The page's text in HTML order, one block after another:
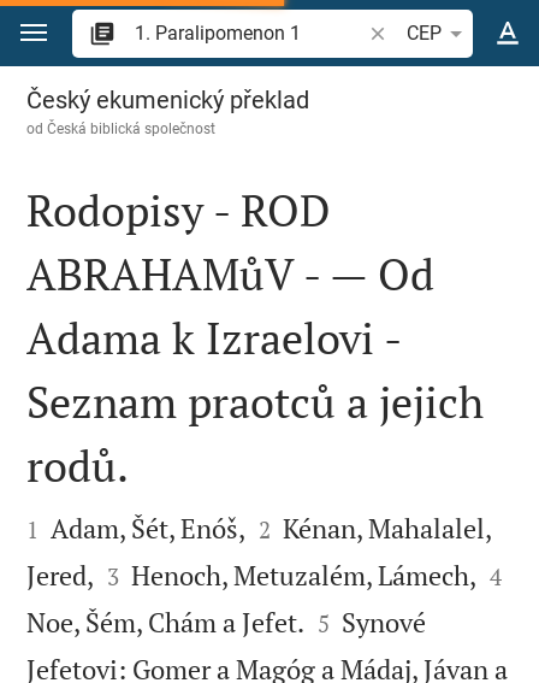
Přejít na obsah
Vyhledat biblický
CEP
1. Paralipomenon 1
Český ekumenický překlad
odČeská biblická společnost

Rodopisy - ROD
ABRAHAMůV - — Od
Adama k Izraelovi -
Seznam praotců a jejich
rodů.

1 Adam, Šét, Enóš, 

2 Kénan, Mahalalel,
Jered, 

3 Henoch, Metuzalém, Lámech, 

4
Noe, Šém, Chám a Jefet. 

5 Synové
Jefetovi: Gomer a Magóg a Mádaj, Jávan a